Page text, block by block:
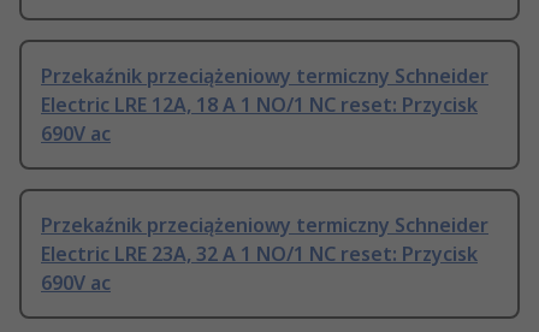
Przekaźnik przeciążeniowy termiczny Schneider
Electric LRE 12A, 18 A 1 NO/1 NC reset: Przycisk
690V ac
Przekaźnik przeciążeniowy termiczny Schneider
Electric LRE 23A, 32 A 1 NO/1 NC reset: Przycisk
690V ac